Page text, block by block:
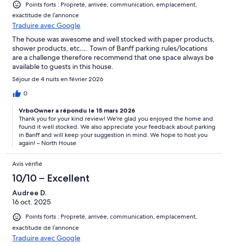
Points forts : Propreté, arrivée, communication, emplacement,
exactitude de l’annonce
Traduire avec Google
The house was awesome and well stocked with paper products,
shower products, etc…. Town of Banff parking rules/locations
are a challenge therefore recommend that one space always be
available to guests in this house.
Séjour de 4 nuits en février 2026
0
VrboOwner a répondu le 15 mars 2026
Thank you for your kind review! We're glad you enjoyed the home and
found it well stocked. We also appreciate your feedback about parking
in Banff and will keep your suggestion in mind. We hope to host you
again! ~ North House
Avis vérifié
10/10 – Excellent
Audree D.
16 oct. 2025
Points forts : Propreté, arrivée, communication, emplacement,
exactitude de l’annonce
Traduire avec Google